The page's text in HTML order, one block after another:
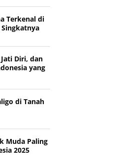
Terkenal di
Diri, dan
yang
di Tanah
Muda Paling
2025